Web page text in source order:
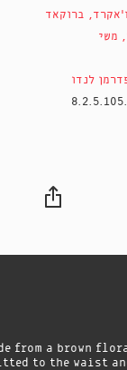
, ברוקאד
, משי
לנדו
from a brown
to the waist